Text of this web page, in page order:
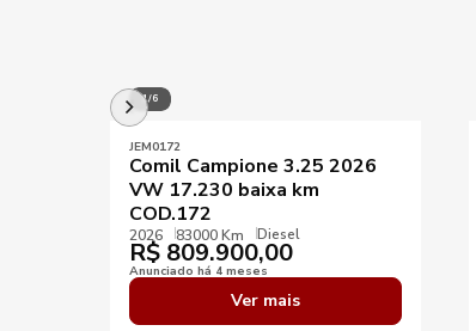
1/6
JEM0172
Comil Campione 3.25 2026
VW 17.230 baixa km
COD.172
2026 83000 Km Diesel
R$ 809.900,00
Anunciado há 4 meses
Ver mais